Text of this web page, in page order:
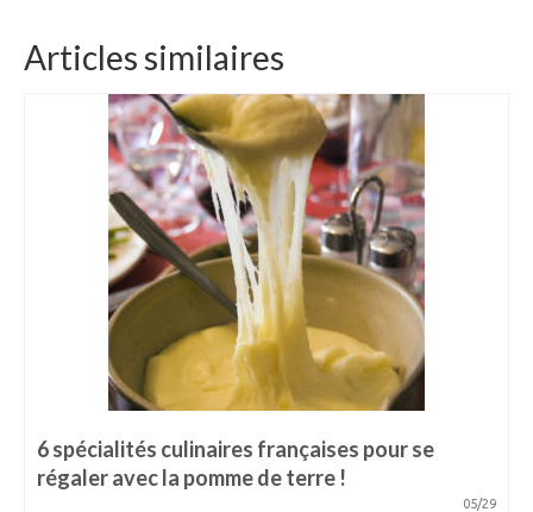
Articles similaires
6 spécialités culinaires françaises pour se
régaler avec la pomme de terre !
05/29